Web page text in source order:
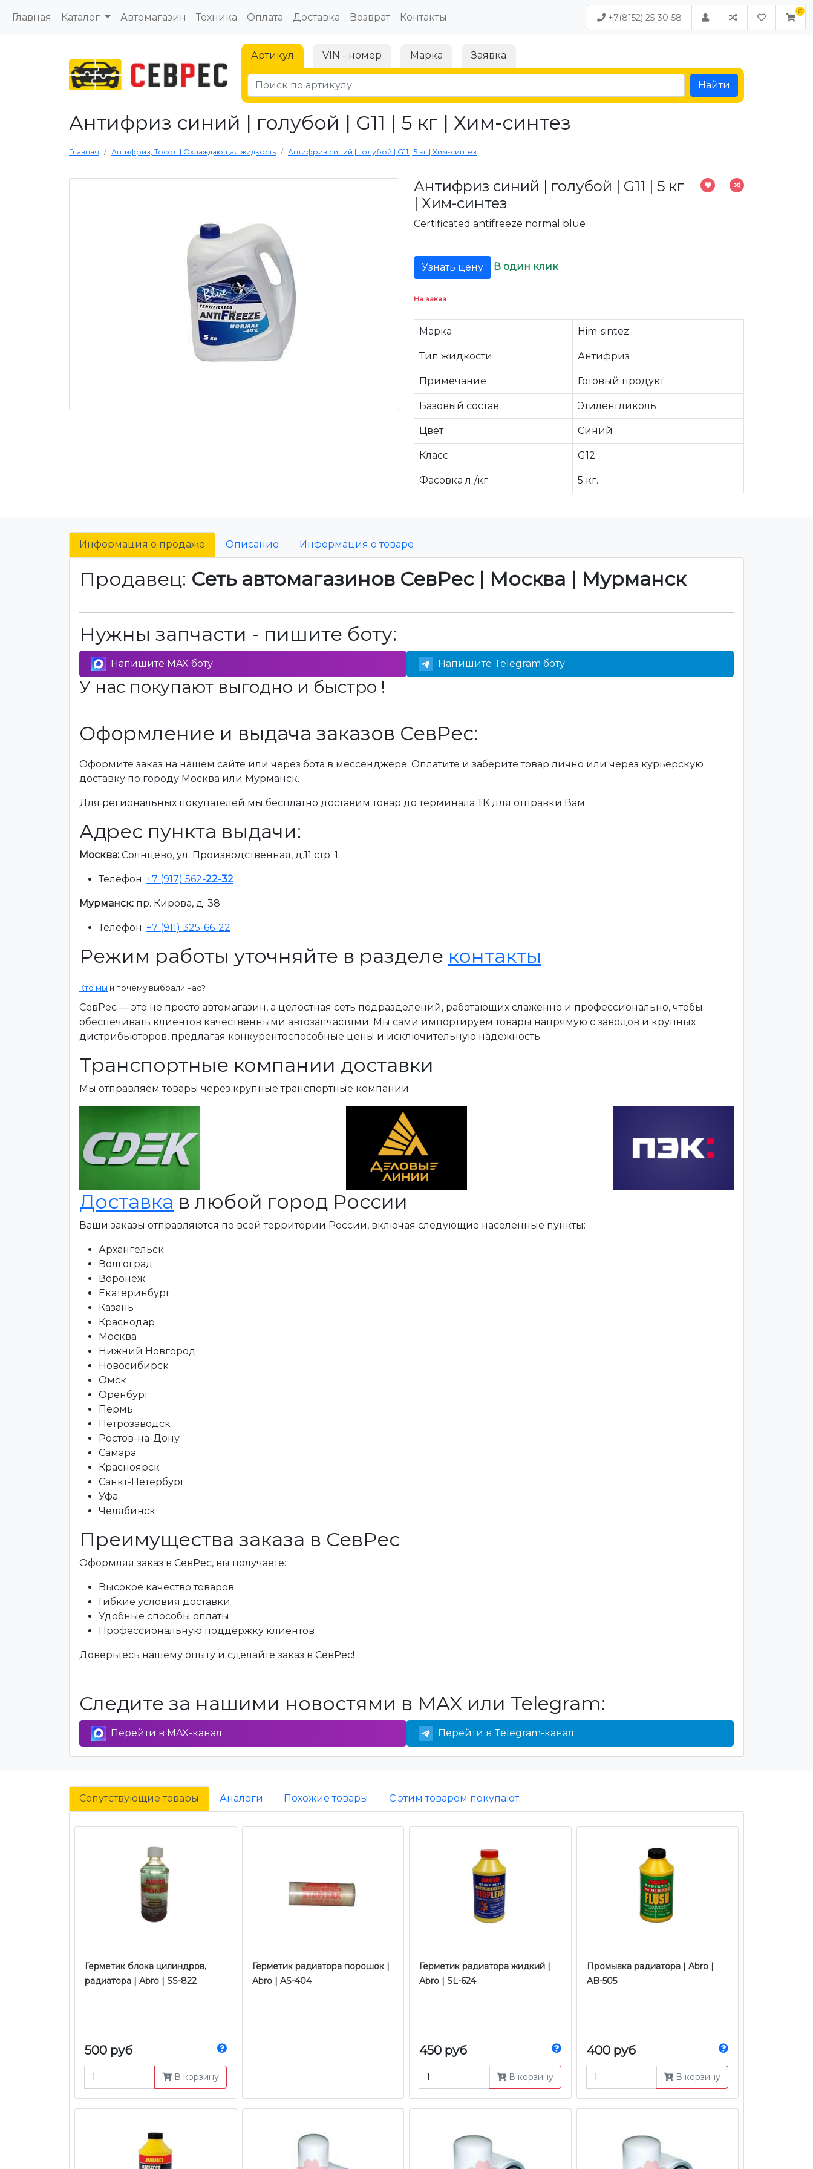
Главная Каталог Автомагазин Техника Оплата Доставка Возврат Контакты +7(8152) 25-30-58
Артикул VIN - номер Марка Заявка
Найти
Антифриз синий | голубой | G11 | 5 кг | Хим-синтез
Главная Антифриз, Тосол | Охлаждающая жидкость Антифриз синий | голубой | G11 | 5 кг | Хим-синтез
Антифриз синий | голубой | G11 | 5 кг
| Хим-синтез
Certificated antifreeze normal blue
Узнать цену В один клик
На заказ
Марка Him-sintez
Тип жидкости Антифриз
Примечание Готовый продукт
Базовый состав Этиленгликоль
Цвет Синий
Класс G12
Фасовка л./кг 5 кг.
Информация о продаже Описание Информация о товаре
Продавец: Сеть автомагазинов СевРес | Москва | Мурманск
Нужны запчасти - пишите боту:
Напишите MAX боту Напишите Telegram боту
У нас покупают выгодно и быстро !
Оформление и выдача заказов СевРес:
Оформите заказ на нашем сайте или через бота в мессенджере. Оплатите и заберите товар лично или через курьерскую
доставку по городу Москва или Мурманск.
Для региональных покупателей мы бесплатно доставим товар до терминала ТК для отправки Вам.
Адрес пункта выдачи:
Москва: Солнцево, ул. Производственная, д.11 стр. 1
Телефон: +7 (917) 562-22-32
Мурманск: пр. Кирова, д. 38
Телефон: +7 (911) 325-66-22
Режим работы уточняйте в разделе контакты
Кто мы и почему выбрали нас?
СевРес — это не просто автомагазин, а целостная сеть подразделений, работающих слаженно и профессионально, чтобы
обеспечивать клиентов качественными автозапчастями. Мы сами импортируем товары напрямую с заводов и крупных
дистрибьюторов, предлагая конкурентоспособные цены и исключительную надежность.
Транспортные компании доставки
Мы отправляем товары через крупные транспортные компании:
Доставка в любой город России
Ваши заказы отправляются по всей территории России, включая следующие населенные пункты:
Архангельск
Волгоград
Воронеж
Екатеринбург
Казань
Краснодар
Москва
Нижний Новгород
Новосибирск
Омск
Оренбург
Пермь
Петрозаводск
Ростов-на-Дону
Самара
Красноярск
Санкт-Петербург
Уфа
Челябинск
Преимущества заказа в СевРес
Оформляя заказ в СевРес, вы получаете:
Высокое качество товаров
Гибкие условия доставки
Удобные способы оплаты
Профессиональную поддержку клиентов
Доверьтесь нашему опыту и сделайте заказ в СевРес!
Следите за нашими новостями в MAX или Telegram:
Перейти в MAX-канал Перейти в Telegram-канал
Сопутствующие товары Аналоги Похожие товары С этим товаром покупают
Герметик блока цилиндров,
радиатора | Abro | SS-822
500 руб
В корзину
Герметик радиатора порошок |
Abro | AS-404
Герметик радиатора жидкий |
Abro | SL-624
450 руб
В корзину
Промывка радиатора | Abro |
AB-505
400 руб
В корзину